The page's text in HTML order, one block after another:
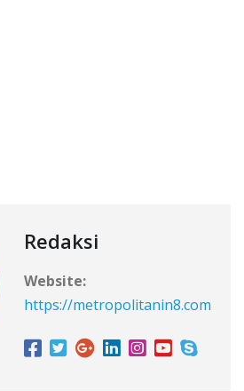
Redaksi
Website:
https://metropolitanin8.com